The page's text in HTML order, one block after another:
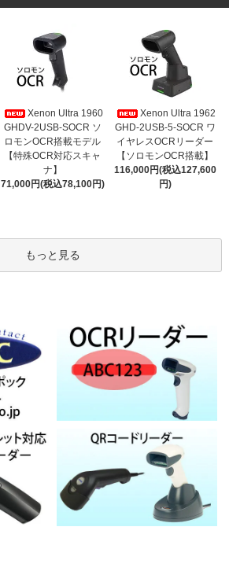
Xenon Ultra 1960
GHDV-2USB-SOCR ソ
ロモンOCR搭載モデル
【特殊OCR対応スキャ
ナ】
71,000円(税込78,100円)
Xenon Ultra 1962
GHD-2USB-5-SOCR ワ
イヤレスOCRリーダー
【ソロモンOCR搭載】
116,000円(税込127,600
円)
もっと見る